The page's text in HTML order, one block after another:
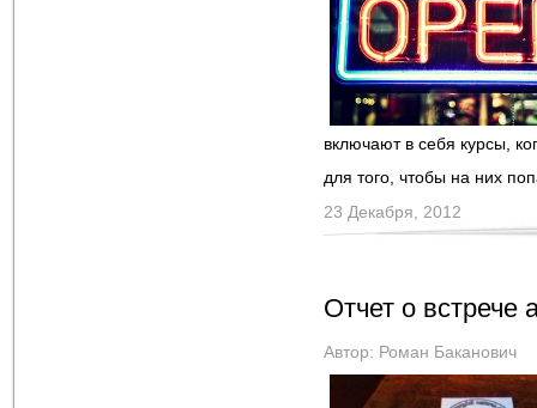
включают в себя курсы,
для того, чтобы на них
23 Декабря, 2012
Отчет о встрече
Автор: Роман Баканович